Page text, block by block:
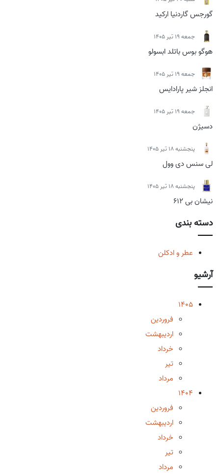
گورجس گاردنیا ارکید
جمعه 19 تیر 1405
هوگو بوس باتلد ابسولو
جمعه 19 تیر 1405
انجلز شیر پارادایس
جمعه 19 تیر 1405
دسیژن
پنجشنبه 18 تیر 1405
لی سنس دی وول
پنجشنبه 18 تیر 1405
نیشان بی 612
دسته بندی
عطر و ادکلن
آرشیو
1405
فروردین
اردیبهشت
خرداد
تیر
مرداد
1404
فروردین
اردیبهشت
خرداد
تیر
مرداد